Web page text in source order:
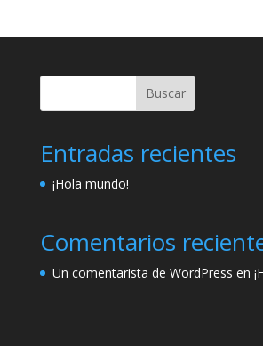
Buscar
Entradas recientes
¡Hola mundo!
Comentarios
Un comentarista de WordPress en